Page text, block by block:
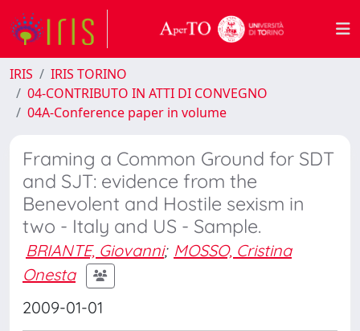
IRIS
IRIS TORINO
04-CONTRIBUTO IN ATTI DI CONVEGNO
04A-Conference paper in volume
Framing a Common Ground for SDT
and SJT: evidence from the
Benevolent and Hostile sexism in
two - Italy and US - Sample.
BRIANTE, Giovanni; MOSSO, Cristina
Onesta
2009-01-01